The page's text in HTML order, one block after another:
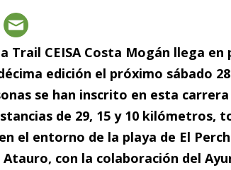
Trail CEISA Costa Mogán llega
edición el próximo sábado
se han inscrito en esta
de 29, 15 y 10 kilómetros,
el entorno de la playa de El
Atauro, con la colaboración del